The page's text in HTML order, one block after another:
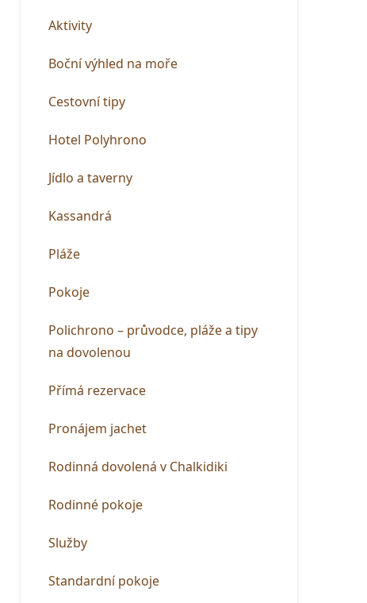
Aktivity
Boční výhled na moře
Cestovní tipy
Hotel Polyhrono
Jídlo a taverny
Kassandrá
Pláže
Pokoje
Polichrono – průvodce, pláže a tipy
na dovolenou
Přímá rezervace
Pronájem jachet
Rodinná dovolená v Chalkidiki
Rodinné pokoje
Služby
Standardní pokoje